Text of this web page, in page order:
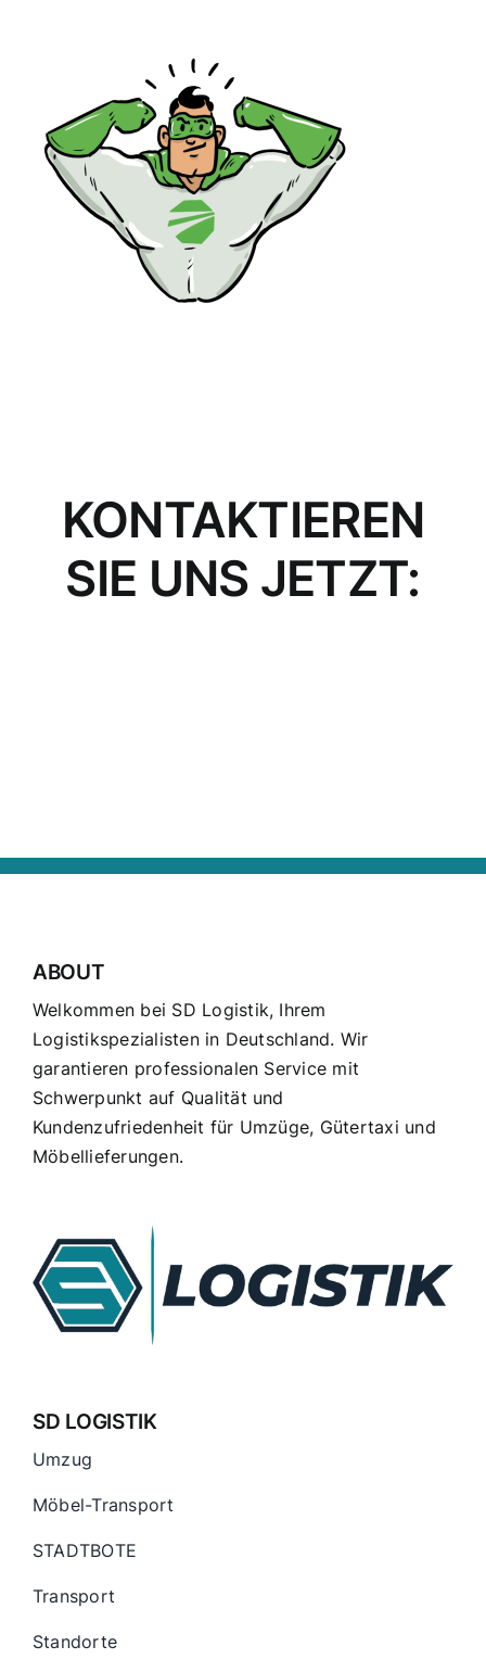
KONTAKTIEREN
SIE UNS JETZT:
ABOUT
Welkommen bei SD Logistik, Ihrem
Logistikspezialisten in Deutschland. Wir
garantieren professionalen Service mit
Schwerpunkt auf Qualität und
Kundenzufriedenheit für Umzüge, Gütertaxi und
Möbellieferungen.
SD LOGISTIK
Umzug
Möbel-Transport
STADTBOTE
Transport
Standorte